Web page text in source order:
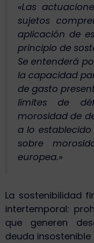
«Las
sujetos
aplicación de
principio de
Se entenderá
la capacidad
de gasto
límites de
morosidad de
a lo
sobre
europea.»
La sostenibilidad
intertemporal:
que generen
deuda